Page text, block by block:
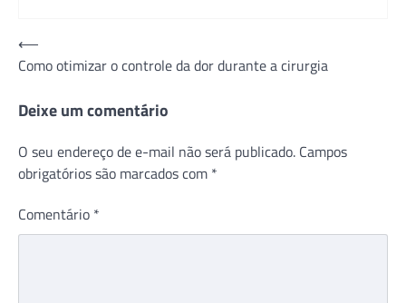
Navegação
de
Post
⟵
Como otimizar o controle da dor durante a cirurgia
Deixe um comentário
O seu endereço de e-mail não será publicado. Campos
obrigatórios são marcados com *
Comentário *